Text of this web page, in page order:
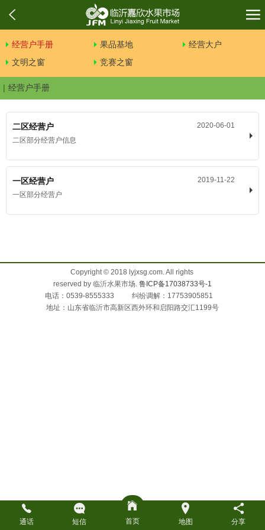
经营户手册 果品基地
经营大户
文明之窗
竞赛之窗
经营户手册
2020-06-01
二区经营户
二区部分经营户信息
2019-11-22
一区经营户
一区部分经营户
Copyright © 2018 lyjxsg.com. All rights
reserved by 临沂水果市场. 鲁ICP备17038733号-1
电话：0539-8555333 纠纷调解：17753905851
地址：山东省临沂市高新区西外环和启阳路交汇1199号
通话 短信 首页 地图 分享